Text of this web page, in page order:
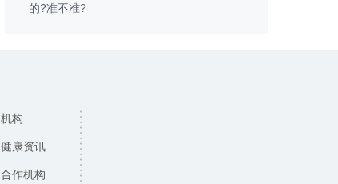
的?准不准?
机构
健康资讯
合作机构